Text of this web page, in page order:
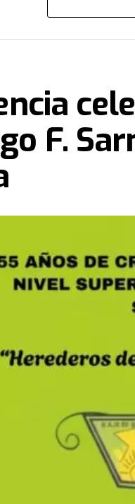
Enenche,
a partir de las
2000).
impacto sobrenatural
jornada, celebrada
todos. Personas que
una vez
F.